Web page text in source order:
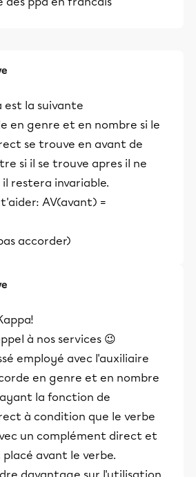
est la suivante
en genre et en nombre si le
se trouve en avant de
si il se trouve apres il ne
il restera invariable.
AV(avant) =
accorder)
à nos services 😉
employé avec l'auxiliaire
en genre et en nombre
la fonction de
à condition que le verbe
un complément direct et
avant le verbe.